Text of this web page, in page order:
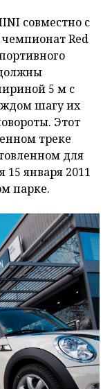
совместно с
Red
5 м с
шагу их
Этот
треке
для
15 января 2011
парке.